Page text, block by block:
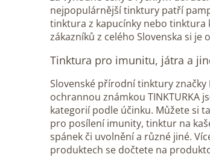
nejpopulárnější tinktury patří
tinktura z kapucínky nebo tinktura
zákazníků z celého Slovenska si je
Tinktura pro imunitu, játra a
Slovenské přírodní tinktury značky
ochrannou známkou TINKTURKA
kategorií podle účinku. Můžete si
pro posílení imunity, tinktur na
spánek či uvolnění a různé jiné.
produktech se dočtete na